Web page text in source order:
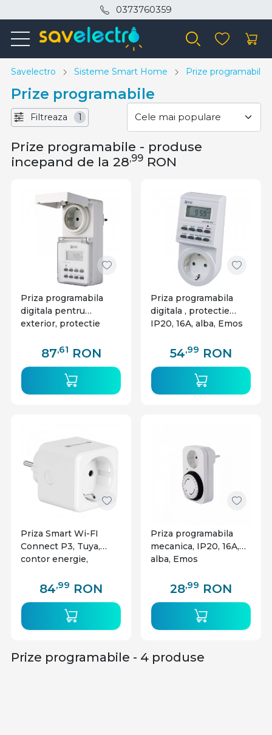
0373760359
Savelectro Sisteme Smart Home Prize programabile
Prize programabile
Filtreaza 1
Prize programabile - produse
incepand de la 28,99 RON
Priza programabila
digitala pentru
exterior, protectie
87,61 RON
Priza programabila
digitala , protectie
IP20, 16A, alba, Emos
54,99 RON
Priza Smart Wi-FI
Connect P3, Tuya,
contor energie,
Home Si Alexa,
84,99 RON
Priza programabila
mecanica, IP20, 16A,
alba, Emos
28,99 RON
Prize programabile - 4 produse